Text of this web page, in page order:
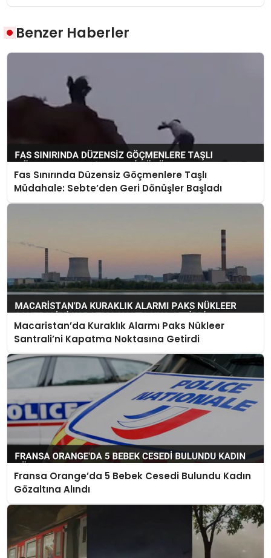
Benzer Haberler
Fas Sınırında Düzensiz Göçmenlere Taşlı
Müdahale: Sebte’den Geri Dönüşler Başladı
Macaristan’da Kuraklık Alarmı Paks Nükleer
Santrali’ni Kapatma Noktasına Getirdi
Fransa Orange’da 5 Bebek Cesedi Bulundu Kadın
Gözaltına Alındı